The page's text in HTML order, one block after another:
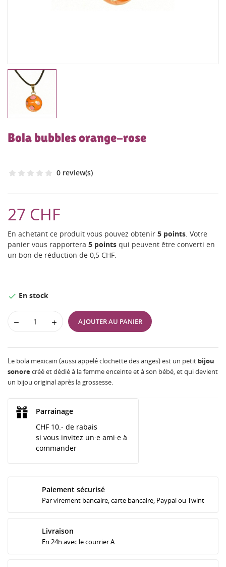
Bola bubbles orange-rose
0 review(s)
27 CHF
En achetant ce produit vous pouvez obtenir 5 points. Votre
panier vous rapportera 5 points qui peuvent être converti en
un bon de réduction de 0,5 CHF.
 En stock
AJOUTER AU PANIER
Le bola mexicain (aussi appelé clochette des anges) est un petit bijou
sonorecréé et dédié à la femme enceinte et à son bébé, et qui devient
un bijou original après la grossesse.
Parrainage
CHF 10.- de rabais
si vous invitez un·e ami·e à
commander
Paiement sécurisé
Par virement bancaire, carte bancaire, Paypal ou Twint
Livraison
En 24h avec le courrier A